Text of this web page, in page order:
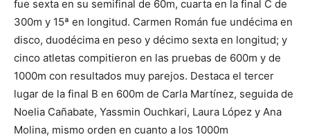
fue sexta en su semifinal de 60m, cuarta en la final C de
300m y 15ª en longitud. Carmen Román fue undécima en
disco, duodécima en peso y décimo sexta en longitud; y
cinco atletas compitieron en las pruebas de 600m y de
1000m con resultados muy parejos. Destaca el tercer
lugar de la final B en 600m de Carla Martínez, seguida de
Noelia Cañabate, Yassmin Ouchkari, Laura López y Ana
Molina, mismo orden en cuanto a los 1000m